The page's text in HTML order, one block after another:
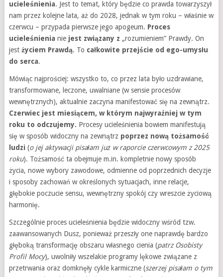
ucieleśnienia. Jest to temat, który będzie co prawda towarzyszył
nam przez kolejne lata, aż do 2028, jednak w tym roku – właśnie w
czerwcu – przypada pierwsze jego apogeum. Proces
ucieleśnienia nie jest związany z „rozumieniem” Prawdy. On
jest życiem Prawdą. To całkowite przejście od ego-umysłu
do serca.
Mówiąc najprościej: wszystko to, co przez lata było uzdrawiane,
transformowane, leczone, uwalniane (w sensie procesów
wewnętrznych), aktualnie zaczyna manifestować się na zewnątrz.
Czerwiec jest miesiącem, w którym najwyraźniej w tym
roku to odczujemy. Procesy ucieleśnienia bowiem manifestują
się w sposób widoczny na zewnątrz poprzez nową tożsamość
ludzi (o jej aktywacji pisałam już w raporcie czerwcowym z 2025
roku). Tożsamość ta obejmuje m.in. kompletnie nowy sposób
życia, nowe wybory zawodowe, odmienne od poprzednich decyzje
i sposoby zachowań w określonych sytuacjach, inne relacje,
głębokie poczucie sensu, wewnętrzny spokój czy wreszcie życiową
harmonię.
Szczególnie proces ucieleśnienia będzie widoczny wśród tzw.
zaawansowanych Dusz, ponieważ przeszły one naprawdę bardzo
głęboką transformację obszaru własnego cienia (patrz Osobisty
Profil Mocy), uwolniły wszelakie programy lękowe związane z
przetrwania oraz domknęły cykle karmiczne (szerzej pisałam o tym